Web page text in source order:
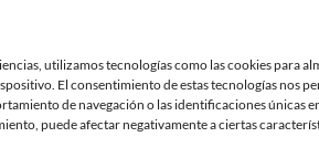
utilizamos tecnologías como las cookies para
El consentimiento de estas tecnologías nos
de navegación o las identificaciones únicas
puede afectar negativamente a ciertas
NOSOTROS
NOTICIAS